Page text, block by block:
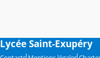
Lycée Saint-Exupéry